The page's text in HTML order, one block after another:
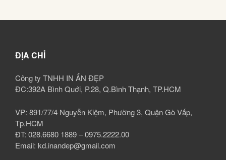
ĐỊA CHỈ
Công ty TNHH IN ẤN ĐẸP
ĐC:392A Bình Quới, P.28, Q.Bình Thạnh, TP.HCM
VP: 891/77/4 Nguyễn Kiệm, Phường 3, Quận Gò Vấp,
Tp.HCM
ĐT: 028.6680 1889 – 0975.2222.00
Email: kd.inandep@gmail.com